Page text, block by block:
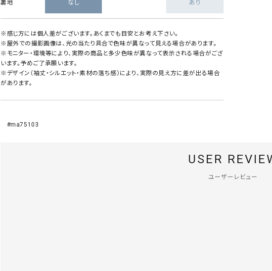
裏地 なし あり
※感じ方には個人差がございます。あくまでも目安とお考え下さい。
※屋外での撮影画像は、光の当たり具合で色味が異なって見える場合があります。
※モニター・環境等により、実際の商品と多少色味が異なって表示される場合がござ
います。予めご了承願います。
※デザイン（袖丈・シルエット・素材の落ち感）により、実際の見え方に差が出る場合
があります。
#ma75103
USER
ユーザーレビュー